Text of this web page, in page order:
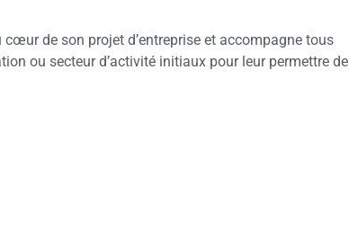
de son projet d’entreprise et accompagne tous
ou secteur d’activité initiaux pour leur permettre de